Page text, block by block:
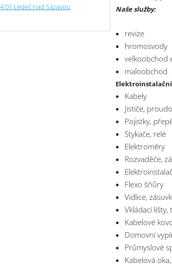
Naše služby:
revize
hromosvody
velkoobchod
maloobchod
Kabely
Jističe,
Pojistky,
Stykače, relé
Elektroměry
Rozvaděče,
Flexo šňůry
Vidlice,
Vkládací
Kabelové
Domovní
Průmyslové
Kabelová
01 Ledeč nad Sázavou